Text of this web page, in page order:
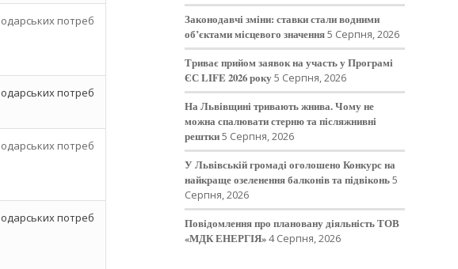
потреб
потреб
потреб
потреб
Законодавчі зміни: ставки стали водними
об’єктами місцевого значення5 Серпня, 2026
Триває прийом заявок на участь у Програмі
ЄС LIFE 2026 року5 Серпня, 2026
На Львівщині тривають жнива. Чому не
можна спалювати стерню та післяжнивні
рештки5 Серпня, 2026
У Львівській громаді оголошено Конкурс на
найкраще озеленення балконів та підвіконь5
Серпня, 2026
Повідомлення про плановану діяльність ТОВ
«МДК ЕНЕРГІЯ»4 Серпня, 2026